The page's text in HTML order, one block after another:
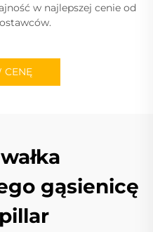
w najlepszej cenie od
CENĘ
gąsienicę